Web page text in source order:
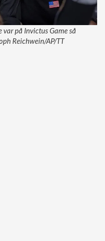
på Invictus Game så
Reichwein/AP/TT